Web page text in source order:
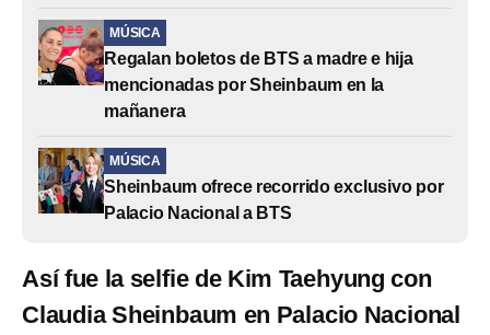
MÚSICA
Regalan boletos de BTS a madre e hija
mencionadas por Sheinbaum en la
mañanera
MÚSICA
Sheinbaum ofrece recorrido exclusivo por
Palacio Nacional a BTS
Así fue la selfie de Kim Taehyung con
Claudia Sheinbaum en Palacio Nacional